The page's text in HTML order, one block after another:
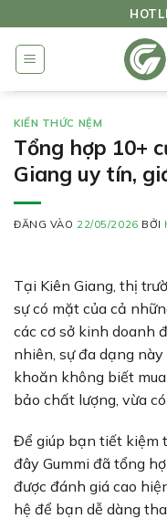
qua
dung
KIẾN THỨC NỆM
Tổng hợp 10+
Giang uy tín,
ĐĂNG VÀO 22/05/2026 BỞI
Tại Kiên Giang, thị
sự có mặt của cả
các cơ sở kinh doanh
nhiên, sự đa dạng
khoăn không biết
bảo chất lượng, vừa
Để giúp bạn tiết kiệm
đây Gummi đã tổng
được đánh giá cao
hệ để bạn dễ dàng